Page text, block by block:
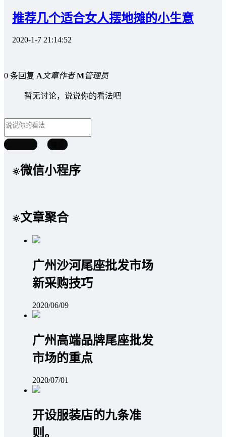
推荐几个适合女人摆地摊的小生意
2020-1-7 21:14:52
0 条回复 A文章作者 M管理员
暂无讨论，说说你的看法吧
微信小程序
文章聚合
广州沙河尾座批发市场
新采购技巧
2020/06/09
广州高端品牌尾座批发
市场的重点
2020/07/01
开设服装店的九条准
则。